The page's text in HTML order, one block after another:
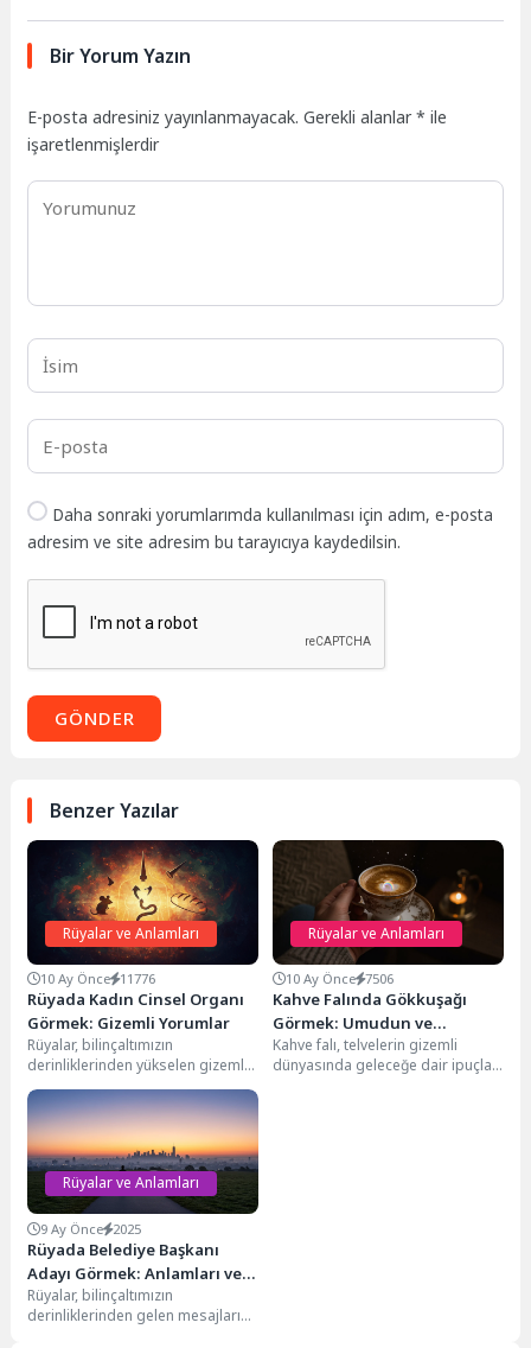
Bir Yorum Yazın
E-posta adresiniz yayınlanmayacak. Gerekli alanlar* ile
işaretlenmişlerdir
Daha sonraki yorumlarımda kullanılması için adım, e-posta
adresim ve site adresim bu tarayıcıya kaydedilsin.
GÖNDER
Benzer Yazılar
Rüyalar ve Anlamları
10 Ay Önce 11776
Rüyada Kadın Cinsel Organı
Görmek: Gizemli Yorumlar
Rüyalar, bilinçaltımızın
derinliklerinden yükselen gizemli
mesajlar fısıldar. Özellikle kadın
cinsel organı gibi güçlü ve
sembolik...
Rüyalar ve Anlamları
10 Ay Önce 7506
Kahve Falında Gökkuşağı
Görmek: Umudun ve
Fırsatların Yansıması
Kahve falı, telvelerin gizemli
dünyasında geleceğe dair ipuçları
Rüyalar ve Anlamları
9 Ay Önce 2025
Rüyada Belediye Başkanı
Adayı Görmek: Anlamları ve
Yorumları
Rüyalar, bilinçaltımızın
derinliklerinden gelen mesajları